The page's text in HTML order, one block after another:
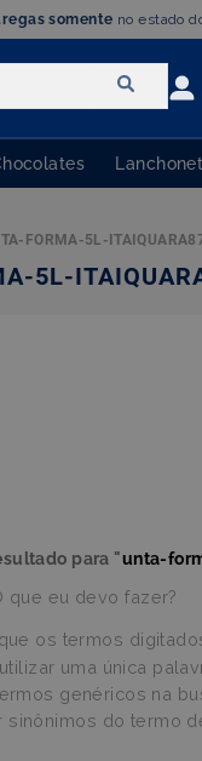
somente no estado
FORMA-5L-
5L-
para "unta-
que eu devo fazer?
os termos
uma única
genéricos na
sinônimos do termo